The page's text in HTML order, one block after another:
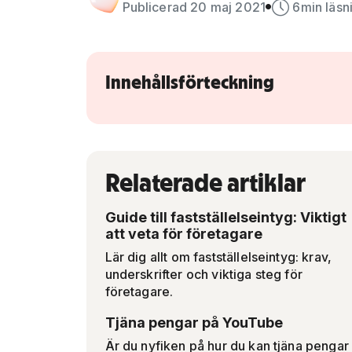
Publicerad 20 maj 2021 6min
Innehållsförteckning
Relaterade artiklar
Guide till fastställelseintyg: Viktigt
att veta för företagare
Lär dig allt om fastställelseintyg: krav,
underskrifter och viktiga steg för
företagare.
Tjäna pengar på YouTube
Är du nyfiken på hur du kan tjäna pengar